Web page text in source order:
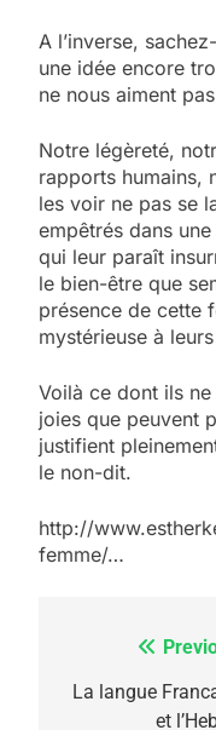
A l’inverse,
une idée encore
ne nous aiment
Notre légèreté,
rapports humains,
les voir ne pas se
empêtrés dans
qui leur paraît
le bien-être que
présence de cette
mystérieuse à
Voilà ce dont ils
joies que peuvent
justifient
le non-dit.
http://
femme/…
Navigation
de
La langue
et